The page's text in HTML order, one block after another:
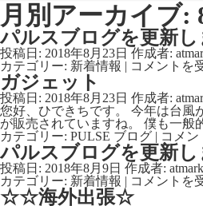
月別アーカイブ:
パルスブログを更新
投稿日: 2018年8月23日 作成者:
カテゴリー: 新着情報 | パ
ス
ブ
ロ
グ
を
更
新
し
ま
コメントを
ガジェット
投稿日: 2018年8月23日 作成者:
您好、ひできちです。 今年は台風
が販売されていますね。 僕も一般
カテゴリー: PULSE ブログ | ガ
ジ
ェ
ッ
ト
コメン
パルスブログを更新
投稿日: 2018年8月9日 作成者: atmark
カテゴリー: 新着情報 | パ
ル
コメントを
☆☆海外出張☆